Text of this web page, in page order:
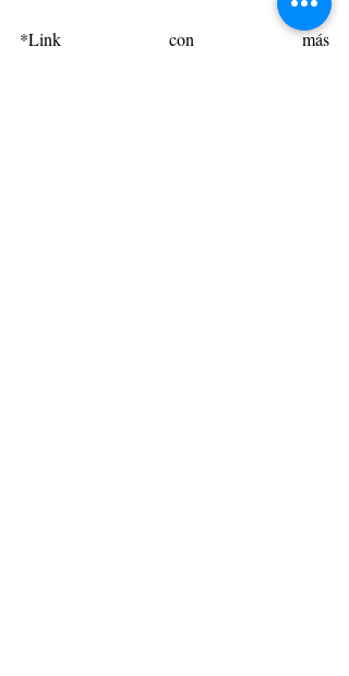
*Link con más